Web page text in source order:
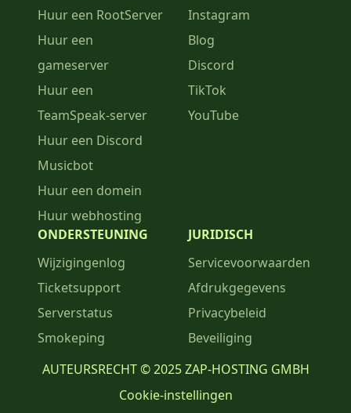
Huur een RootServer
Huur een
gameserver
Huur een
TeamSpeak-server
Huur een Discord
Musicbot
Huur een domein
Huur webhosting
Instagram
Blog
Discord
TikTok
YouTube
ONDERSTEUNING
Wijzigingenlog
Ticketsupport
Serverstatus
Smokeping
JURIDISCH
Servicevoorwaarden
Afdrukgegevens
Privacybeleid
Beveiliging
AUTEURSRECHT © 2025 ZAP-HOSTING GMBH
Cookie-instellingen